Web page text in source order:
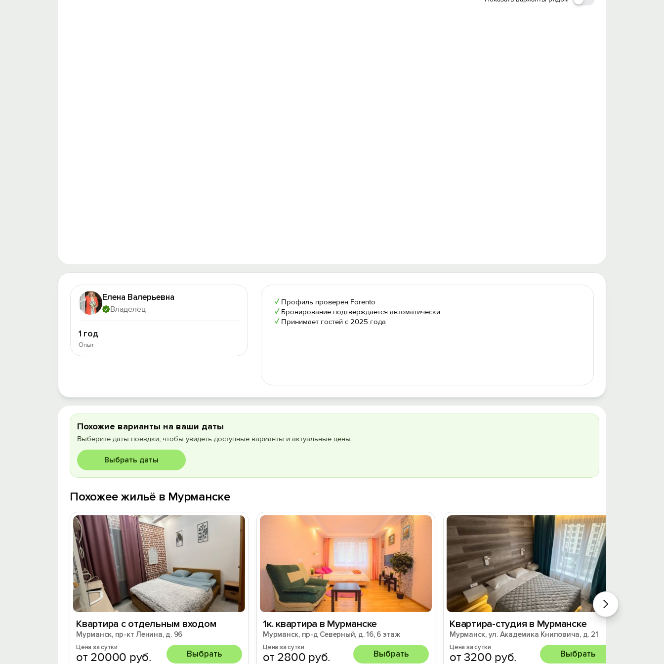
Елена Валерьевна
Владелец
1 год
Опыт
✓ Профиль проверен Forento
✓ Бронирование подтверждается автоматически
✓ Принимает гостей с 2025 года
Похожие варианты на ваши даты
Выберите даты поездки, чтобы увидеть доступные варианты и актуальные цены.
Выбрать даты
Похожее жильё в Мурманске
Квартира с отдельным входом
Мурманск, пр-кт Ленина, д. 96
Цена за сутки
от 20000 руб. Выбрать
1к. квартира в Мурманске
Мурманск, пр-д Северный, д. 16, 6 этаж
Цена за сутки
от 2800 руб. Выбрать
Квартира-студия в Мурманске
Мурманск, ул. Академика Книповича, д. 21
Цена за сутки
от 3200 руб. Выбрать